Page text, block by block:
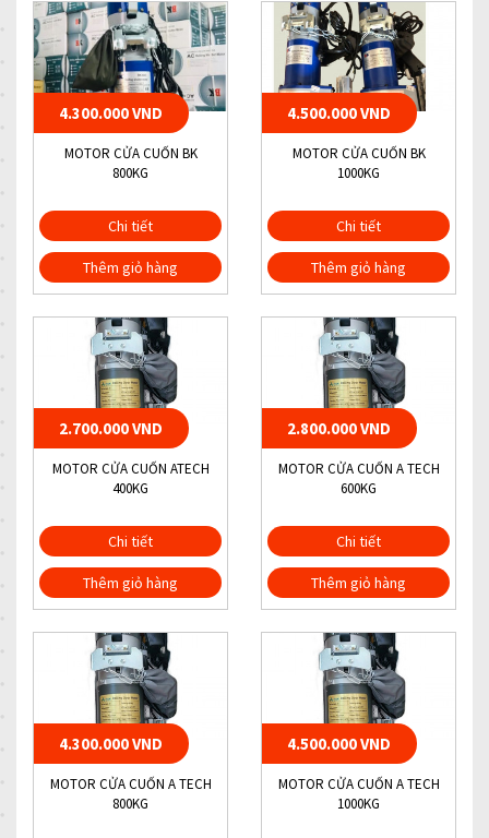
4.300.000 VND
MOTOR CỬA CUỐN BK
800KG
Chi tiết
Thêm giỏ hàng
4.500.000 VND
MOTOR CỬA CUỐN BK
1000KG
Chi tiết
Thêm giỏ hàng
2.700.000 VND
MOTOR CỬA CUỐN ATECH
400KG
Chi tiết
Thêm giỏ hàng
2.800.000 VND
MOTOR CỬA CUỐN A TECH
600KG
Chi tiết
Thêm giỏ hàng
4.300.000 VND
MOTOR CỬA CUỐN A TECH
800KG
4.500.000 VND
MOTOR CỬA CUỐN A TECH
1000KG